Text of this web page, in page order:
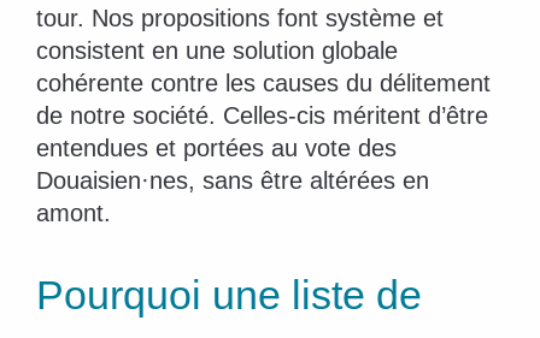
tour. Nos propositions font système et
consistent en une solution globale
cohérente contre les causes du délitement
de notre société. Celles-cis méritent d’être
entendues et portées au vote des
Douaisien·nes, sans être altérées en
amont.
Pourquoi une liste de